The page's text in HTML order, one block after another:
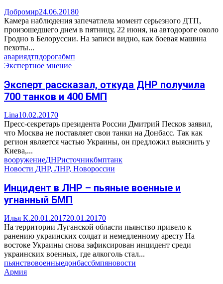
Добромир24.06.20180
Камера наблюдения запечатлела момент серьезного ДТП,
произошедшего днем в пятницу, 22 июня, на автодороге около
Гродно в Белоруссии. На записи видно, как боевая машина
пехоты...
авариядтпдорогабмп
Экспертное мнение
Эксперт рассказал, откуда ДНР получила
700 танков и 400 БМП
Lina10.02.20170
Пресс-секретарь президента России Дмитрий Песков заявил,
что Москва не поставляет свои танки на Донбасс. Так как
регион является частью Украины, он предложил выяснить у
Киева,...
вооружениеДНРисточникбмптанк
Новости ДНР, ЛНР, Новороссии
Инцидент в ЛНР – пьяные военные и
угнанный БМП
Илья К.20.01.201720.01.20170
На территории Луганской области пьянство привело к
ранению украинских солдат и немедленному аресту На
востоке Украины снова зафиксирован инцидент среди
украинских военных, где алкоголь стал...
пьянствовоенныедонбассбмпяновости
Армия